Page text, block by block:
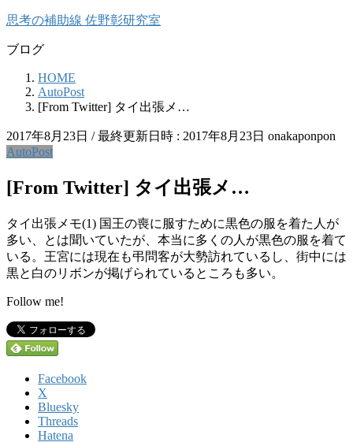
コ
テ
キ
ッ
ナ
ゲ
に
移
思考の補助線 佐野彰研究室
ブログ
HOME
AutoPost
[From Twitter] タイ出張メ…
2017年8月23日 / 最終更新日時 : 2017年8月23日 onakaponpon
AutoPost
[From Twitter] タイ出張メ…
タイ出張メモ(1) 国王の喪に服すために黒色の服を着た人が
多い、とは聞いていたが、本当に多くの人が黒色の服を着て
いる。王宮には現在も弔問客が大勢訪れているし、街中には
黒と白のリボンが掲げられているところも多い。
Follow me!
Facebook
X
Bluesky
Threads
Hatena